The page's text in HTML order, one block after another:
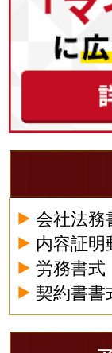
会社法務
内容証明
労務書式
契約書書